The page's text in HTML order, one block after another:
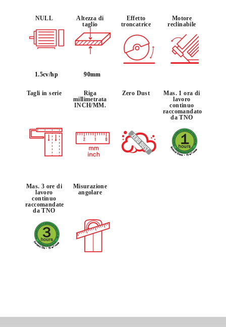
NULL
1.5cv/hp
Altezza di
taglio
90mm
Effetto
troncatrice
Motore
reclinabile
Tagli in serie
Riga
millimetrata
INCH/MM.
Zero Dust
Mas. 1 ora di
lavoro
continuo
raccomandato
da TNO
Mas. 3 ore di
lavoro
continuo
raccomandate
da TNO
Misurazione
angolare